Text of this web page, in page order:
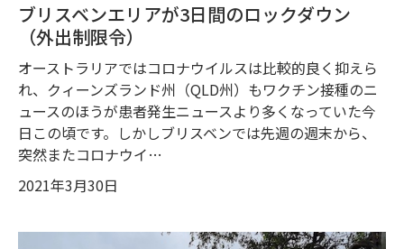
ブリスベンエリアが3日間のロックダウン
（外出制限令）
オーストラリアではコロナウイルスは比較的良く抑えら
れ、クィーンズランド州（QLD州）もワクチン接種のニ
ュースのほうが患者発生ニュースより多くなっていた今
日この頃です。しかしブリスベンでは先週の週末から、
突然またコロナウイ…
2021年3月30日